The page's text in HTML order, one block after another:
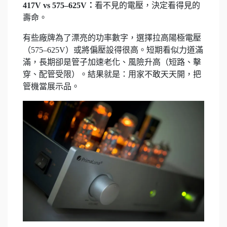
417V vs 575–625V： 看不見的電壓，決定看得見的
壽命。
有些廠牌為了漂亮的功率數字，選擇拉高陽極電壓
（575–625V）或將偏壓設得很高。短期看似力道滿
滿，長期卻是管子加速老化、風險升高（短路、擊
穿、配管受限）。結果就是：用家不敢天天開，把
管機當展示品。